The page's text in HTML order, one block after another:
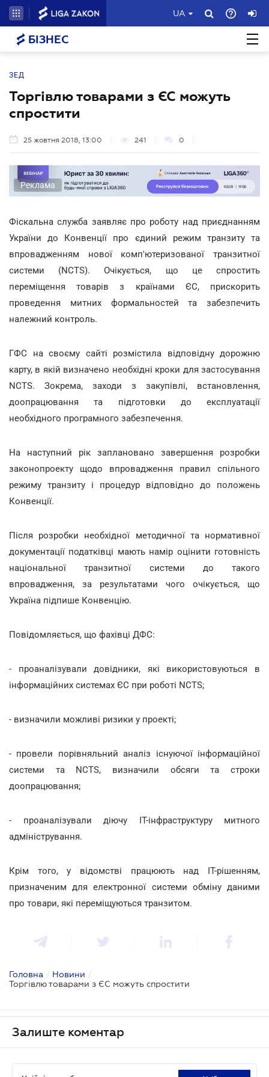
UA
БІЗНЕС
ЗЕД
Торгівлю товарами з ЄС можуть
спростити
25 жовтня 2018, 13:00 241 0
Реклама
Фіскальна служба заявляє про роботу над приєднанням
України до Конвенції про єдиний режим транзиту та
впровадженням нової комп'ютеризованої транзитної
системи (NCTS). Очікується, що це спростить
переміщення товарів з країнами ЄС, прискорить
проведення митних формальностей та забезпечить
належний контроль.
ГФС на своєму сайті розмістила відповідну дорожню
карту, в якій визначено необхідні кроки для застосування
NCTS. Зокрема, заходи з закупівлі, встановлення,
доопрацювання та підготовки до експлуатації
необхідного програмного забезпечення.
На наступний рік заплановано завершення розробки
законопроекту щодо впровадження правил спільного
режиму транзиту і процедур відповідно до положень
Конвенції.
Після розробки необхідної методичної та нормативної
документації податківці мають намір оцінити готовність
національної транзитної системи до такого
впровадження, за результатами чого очікується, що
Україна підпише Конвенцію.
Повідомляється, що фахівці ДФС:
- проаналізували довідники, які використовуються в
інформаційних системах ЄС при роботі NCTS;
- визначили можливі ризики у проекті;
- провели порівняльний аналіз існуючої інформаційної
системи та NCTS, визначили обсяги та строки
доопрацювання;
- проаналізували діючу ІТ-інфраструктуру митного
адміністрування.
Крім того, у відомстві працюють над ІТ-рішенням,
призначеним для електронної системи обміну даними
про товари, які переміщуються транзитом.
Головна / Новини /
Торгівлю товарами з ЄС можуть спростити
Залиште коментар